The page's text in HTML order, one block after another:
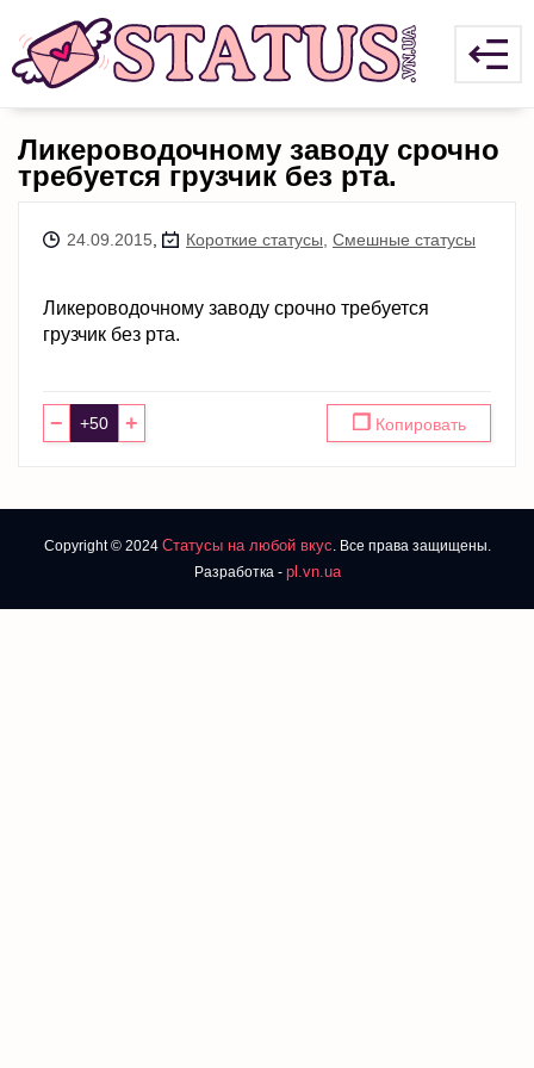
Ликероводочному заводу срочно
требуется грузчик без рта.
24.09.2015 Короткие статусы Смешные статусы
Ликероводочному заводу срочно требуется
грузчик без рта.
− + ❐ Копировать
Copyright © 2024 Статусы на любой вкус. Все права защищены.
Разработка - pl.vn.ua